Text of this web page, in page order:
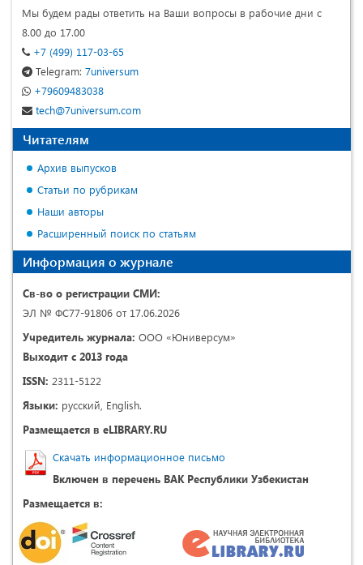
Мы будем рады ответить на Ваши вопросы в рабочие дни с
8.00 до 17.00
+7 (499) 117-03-65
Telegram: 7universum
+79609483038
tech@7universum.com
Читателям
Архив выпусков
Статьи по рубрикам
Наши авторы
Расширенный поиск по статьям
Информация о журнале
Св-во о регистрации СМИ:
ЭЛ № ФС77-91806 от 17.06.2026
Учредитель журнала: ООО «Юниверсум»
Выходит с 2013 года
ISSN: 2311-5122
Языки: русский, English.
Размещается в eLIBRARY.RU
Скачать информационное письмо
Включен в перечень ВАК Республики Узбекистан
Размещается в: